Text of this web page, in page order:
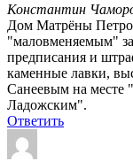
Константин
Дом Матрёны
"маловменяемым"
предписания и
каменные лавки,
Санеевым на месте
Ладожским".
Ответить